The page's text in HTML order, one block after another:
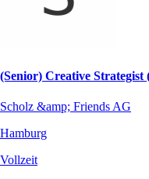
(Senior) Creative Strategist
Scholz &amp; Friends AG
Hamburg
Vollzeit